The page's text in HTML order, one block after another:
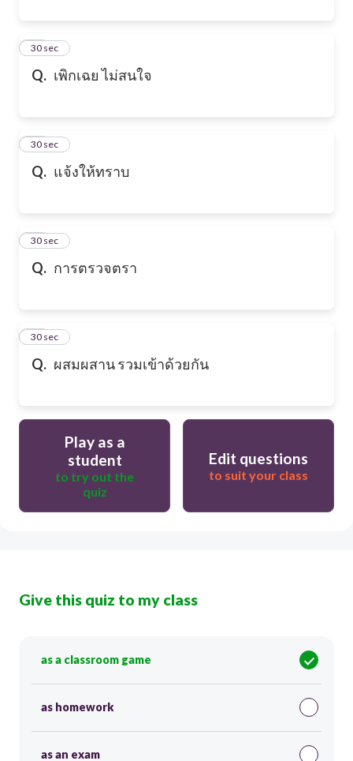
Q. เพิกเฉย ไม่สนใจ
27
30 sec
Q. แจ้งให้ทราบ
28
30 sec
Q. การตรวจตรา
29
30 sec
Q. ผสมผสาน รวมเข้าด้วยกัน
30
30 sec
Play as a
student
to try out the
quiz
Edit questions
to suit your class
Give this quiz to my class
as a classroom game
as homework
as an exam